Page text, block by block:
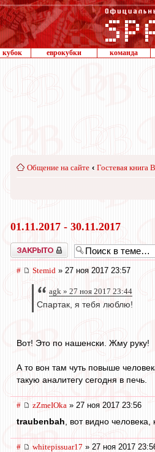
кубок еврокубки команда
Общение на сайте ‹ Гостевая книга
01.11.2017 - 30.11.2017
Закрыто
# Stemid » 27 ноя 2017 23:57
agk » 27 ноя 2017 23:44
Спартак, я тебя люблю!
Вот! Это по нашенски. Жму руку!
А то вон там чуть повыше
такую аналитегу сегодня в печь.
# zZmeIOka » 27 ноя 2017 23:56
traubenbah , вот видно
# whitepissuar17 » 27 ноя 2017